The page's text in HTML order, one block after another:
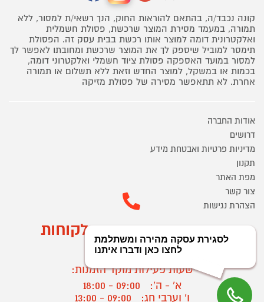
קונה נכבד/ה, בהתאם להוראות החוק, הנך רשאי/ת למסור, ללא
תמורה, במעמד מסירת המוצר שרכשת, פסולת חשמלית
ואלקטרונית דומה למוצר אותו רכשת בבית עסק זה. הפסולת
תימסר למוביל שיספק לך את המוצר שרכשת ומחובתו לאפשר לך
למסור במועד האספקה פסולת ציוד חשמלי ואלקטרוני דומה,
בכמות או במשקל, למוצר החדש וזאת ללא תשלום או תמורה
אחרת. לא תתאפשר מסירה של פסולת מזיקה
אודות החברה
דרושים
מדיניות פרטיות ואבטחת מידע
תקנון
מפת האתר
צור קשר
הצהרת נגישות
מוקד הזמנות ושירות לקוחות
03-9545370
שעות פעילות מוקד הזמנות:
א' - ה':
09:00 - 18:00
ו' וערבי חג:
09:00 - 13:00